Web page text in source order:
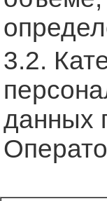
3.2.
данных